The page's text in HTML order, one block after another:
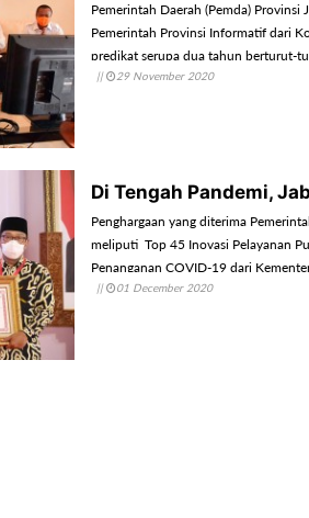
Pemerintah Daerah (Pemda) Provinsi
Pemerintah Provinsi Informatif dari
predikat serupa dua tahun berturut-
|| 29 November 2020
Di Tengah Pandemi,
Penghargaan yang diterima
meliputi Top 45 Inovasi Pelayanan
Penanganan COVID-19 dari
Birokrasi (PAN-RB).
|| 01 December 2020